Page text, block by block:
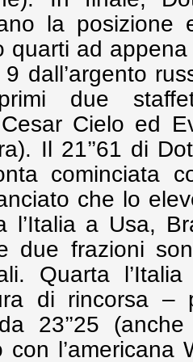
la
quarti ad
dall’argento
due
Cielo ed
Il 21’’61 di
cominciata
che lo
l’Italia a Usa,
due frazioni
Quarta
di rincorsa
23’’25
l’americana